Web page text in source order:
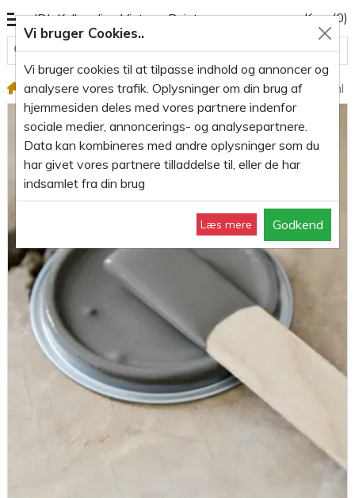
JDL Kalkmaling Vintage Paint Kurv(0)
Alle varegrupper
Kalkmaling 700ml Kalkmaling French Grey grå 700ml
Vi bruger Cookies..
Vi bruger cookies til at tilpasse indhold og annoncer og
analysere vores trafik. Oplysninger om din brug af
hjemmesiden deles med vores partnere indenfor
sociale medier, annoncerings- og analysepartnere.
Data kan kombineres med andre oplysninger som du
har givet vores partnere tilladdelse til, eller de har
indsamlet fra din brug
Læs mere Godkend